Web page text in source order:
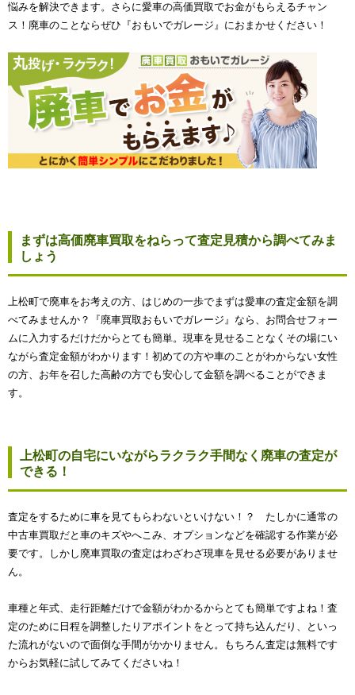
悩みを解決できます。さらに愛車の高価買取でお金がもらえるチャン
ス！廃車のことならぜひ『おもいでガレージ』におまかせください！
まずは高価廃車買取をねらって査定見積から調べてみま
しょう
上松町で廃車をお考えの方、はじめの一歩でまずは愛車の査定金額を調
べてみませんか？『廃車買取おもいでガレージ』なら、お問合せフォー
ムに入力するだけだからとても簡単。現車を見せることなくその場にい
ながら査定金額がわかります！初めての方や車のことがわからない女性
の方、お年を召した高齢の方でも安心して金額を調べることができま
す。
上松町の自宅にいながらラクラク手間なく廃車の査定が
できる！
査定をするために車を見てもらわないといけない！？ たしかに通常の
中古車買取だと車のキズやへこみ、オプションなどを確認する作業が必
要です。しかし廃車買取の査定はわざわざ現車を見せる必要がありませ
ん。
車種と年式、走行距離だけで金額がわかるからとても簡単ですよね！査
定のために日程を調整したりアポイントをとって持ち込んだり、といっ
た流れがないので面倒な手間がかかりません。もちろん査定は無料です
からお気軽に試してみてくださいね！